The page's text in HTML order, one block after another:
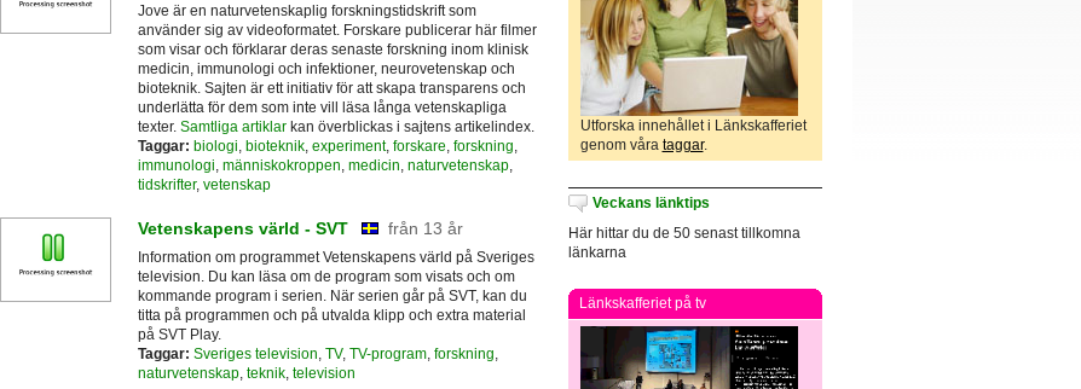
Jove är en naturvetenskaplig forskningstidskrift som
använder sig av videoformatet. Forskare publicerar här filmer
som visar och förklarar deras senaste forskning inom klinisk
medicin, immunologi och infektioner, neurovetenskap och
bioteknik. Sajten är ett initiativ för att skapa transparens och
underlätta för dem som inte vill läsa långa vetenskapliga
texter. Samtliga artiklarkan överblickas i sajtens artikelindex.
Taggar: biologi bioteknik, experiment, forskare forskning
immunologi människokroppen medicin naturvetenskap,
tidskrifter, vetenskap
Vetenskapens värld - SVT från 13 år
Information om programmet Vetenskapens värld på Sveriges
television. Du kan läsa om de program som visats och om
kommande program i serien. När serien går på SVT, kan du
titta på programmen och på utvalda klipp och extra material
på SVT Play.
Taggar: Sveriges television, TV, TV-program, forskning,
naturvetenskap, teknik, television
Utforska innehållet i Länkskafferiet
genom våra taggar.
Veckans länktips
Här hittar du de 50 senast tillkomna
länkarna
Länkskafferiet på tv